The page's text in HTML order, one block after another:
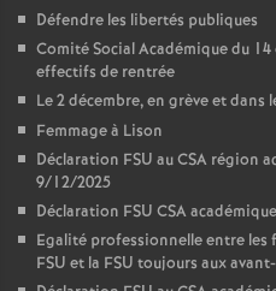
Défendre les libertés publiques
Comité Social Académique du
effectifs de rentrée
Le 2 décembre, en grève et dans
Femmage à Lison
Déclaration FSU au CSA région
9/12/2025
Déclaration FSU CSA
Egalité professionnelle entre les
FSU et la FSU toujours aux